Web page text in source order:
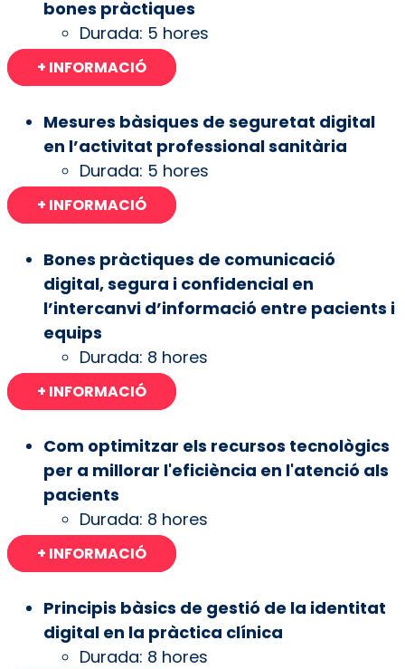
bones pràctiques
Durada: 5 hores
+ INFORMACIÓ
Mesures bàsiques de seguretat digital
en l’activitat professional sanitària
Durada: 5 hores
+ INFORMACIÓ
Bones pràctiques de comunicació
digital, segura i confidencial en
l’intercanvi d’informació entre pacients i
equips
Durada: 8 hores
+ INFORMACIÓ
Com optimitzar els recursos tecnològics
per a millorar l'eficiència en l'atenció als
pacients
Durada: 8 hores
+ INFORMACIÓ
Principis bàsics de gestió de la identitat
digital en la pràctica clínica
Durada: 8 hores